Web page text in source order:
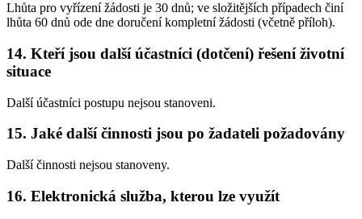
Lhůta pro vyřízení žádosti je 30 dnů; ve složitějších případech činí
lhůta 60 dnů ode dne doručení kompletní žádosti (včetně příloh).
14. Kteří jsou další účastníci (dotčení) řešení životní
situace
Další účastníci postupu nejsou stanoveni.
15. Jaké další činnosti jsou po žadateli požadovány
Další činnosti nejsou stanoveny.
16. Elektronická služba, kterou lze využít